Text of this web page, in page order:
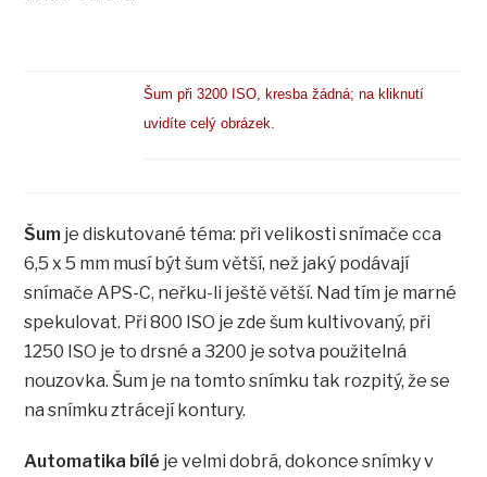
Šum při 3200 ISO, kresba žádná; na kliknutí
uvidíte celý obrázek.
Šum je diskutované téma: při velikosti snímače cca
6,5 x 5 mm musí být šum větší, než jaký podávají
snímače APS-C, neřku-li ještě větší. Nad tím je marné
spekulovat. Při 800 ISO je zde šum kultivovaný, při
1250 ISO je to drsné a 3200 je sotva použitelná
nouzovka. Šum je na tomto snímku tak rozpitý, že se
na snímku ztrácejí kontury.
Automatika bílé je velmi dobrá, dokonce snímky v